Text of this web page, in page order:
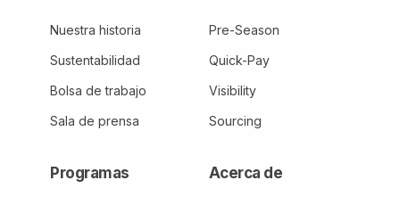
Nuestra historia
Sustentabilidad
Bolsa de trabajo
Sala de prensa
Pre-Season
Quick-Pay
Visibility
Sourcing
Programas Acerca de